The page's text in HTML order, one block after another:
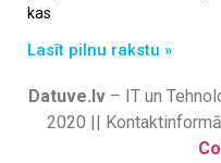
kas
Lasīt pilnu rakstu »
Datuve.lv– IT un
2020 ||